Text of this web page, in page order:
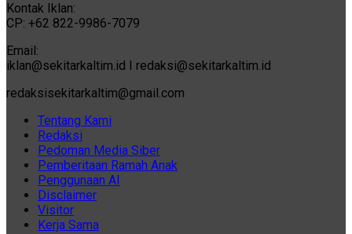
Kontak Iklan:
CP: +62 822-9986-7079
Email:
iklan@sekitarkaltim.id I redaksi@sekitarkaltim.id
redaksisekitarkaltim@gmail.com
Tentang Kami
Redaksi
Pedoman Media Siber
Pemberitaan Ramah Anak
Penggunaan AI
Disclaimer
Visitor
Kerja Sama